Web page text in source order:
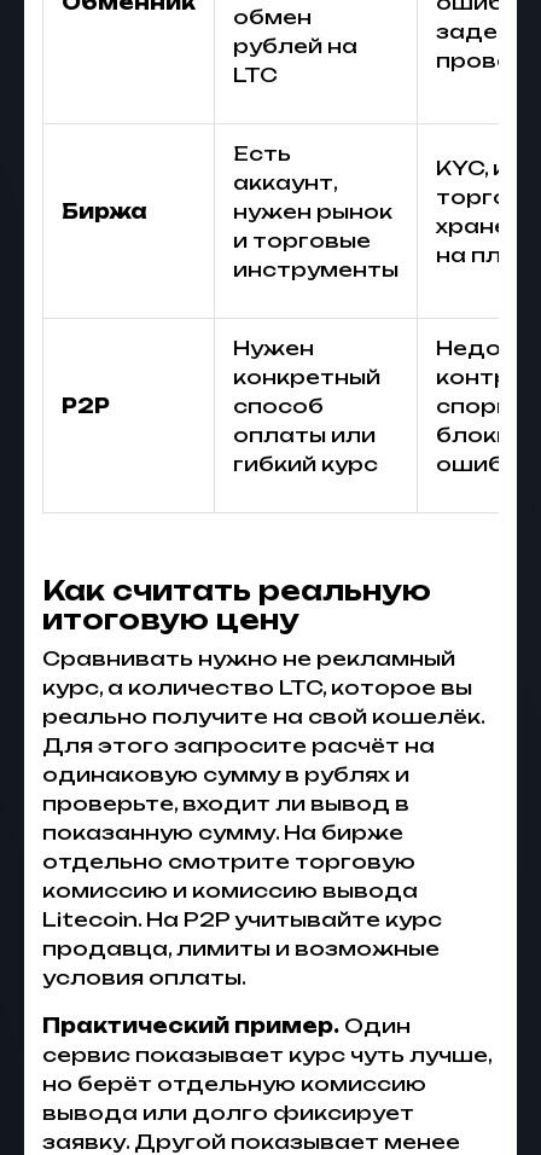
обмен
рублей на
LTC
Биржа
Есть
аккаунт,
нужен рынок
и торговые
инструменты
KYC,
на
P2P
Нужен
конкретный
способ
оплаты или
гибкий курс
ошибки
Как считать реальную
итоговую цену
Сравнивать нужно не рекламный
курс, а количество LTC, которое вы
реально получите на свой кошелёк.
Для этого запросите расчёт на
одинаковую сумму в рублях и
проверьте, входит ли вывод в
показанную сумму. На бирже
отдельно смотрите торговую
комиссию и комиссию вывода
Litecoin. На P2P учитывайте курс
продавца, лимиты и возможные
условия оплаты.
Практический пример. Один
сервис показывает курс чуть лучше,
но берёт отдельную комиссию
вывода или долго фиксирует
заявку. Другой показывает менее